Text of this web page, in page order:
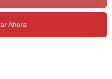
Ahora